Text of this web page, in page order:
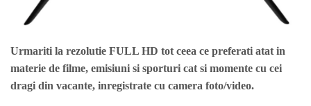
Urmariti la rezolutie FULL HD tot ceea ce preferati atat in
materie de filme, emisiuni si sporturi cat si momente cu cei
dragi din vacante, inregistrate cu camera foto/video.